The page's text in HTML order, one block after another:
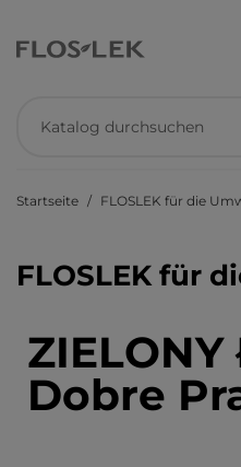
Startseite FLOSLEK für die
FLOSLEK für
ZIELONY
Dobre